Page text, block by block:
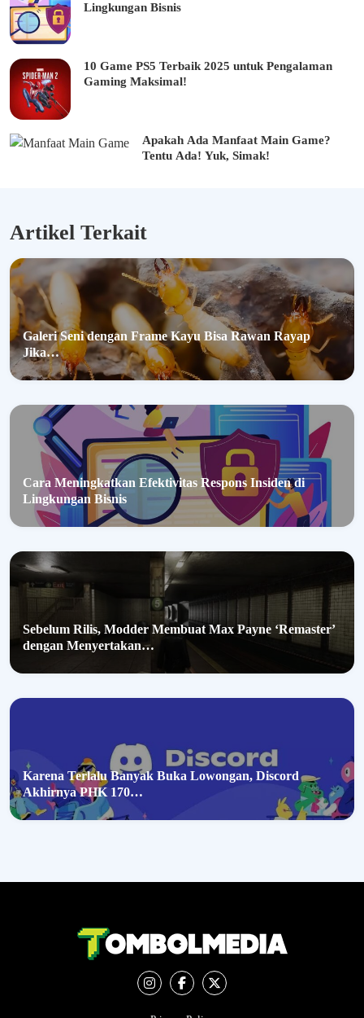
Lingkungan Bisnis
10 Game PS5 Terbaik 2025 untuk Pengalaman
Gaming Maksimal!
Apakah Ada Manfaat Main Game?
Tentu Ada! Yuk, Simak!
Artikel Terkait
Galeri Seni dengan Frame Kayu Bisa Rawan Rayap
Jika…
Cara Meningkatkan Efektivitas Respons Insiden di
Lingkungan Bisnis
Sebelum Rilis, Modder Membuat Max Payne ‘Remaster’
dengan Menyertakan…
Karena Terlalu Banyak Buka Lowongan, Discord
Akhirnya PHK 170…